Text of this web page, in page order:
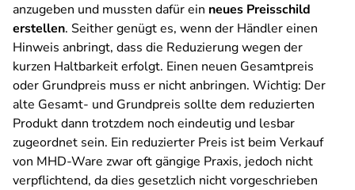
anzugeben und mussten dafür ein neues Preisschild
erstellen. Seither genügt es, wenn der Händler einen
Hinweis anbringt, dass die Reduzierung wegen der
kurzen Haltbarkeit erfolgt. Einen neuen Gesamtpreis
oder Grundpreis muss er nicht anbringen. Wichtig: Der
alte Gesamt- und Grundpreis sollte dem reduzierten
Produkt dann trotzdem noch eindeutig und lesbar
zugeordnet sein. Ein reduzierter Preis ist beim Verkauf
von MHD-Ware zwar oft gängige Praxis, jedoch nicht
verpflichtend, da dies gesetzlich nicht vorgeschrieben